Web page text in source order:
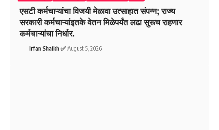
एसटी कर्मचाऱ्यांचा विजयी मेळावा उत्साहात संपन्न; राज्य
सरकारी कर्मचाऱ्यांइतके वेतन मिळेपर्यंत लढा सुरूच राहणार
कर्मचाऱ्यांचा निर्धार.
Irfan Shaikh ✅ August 5, 2026